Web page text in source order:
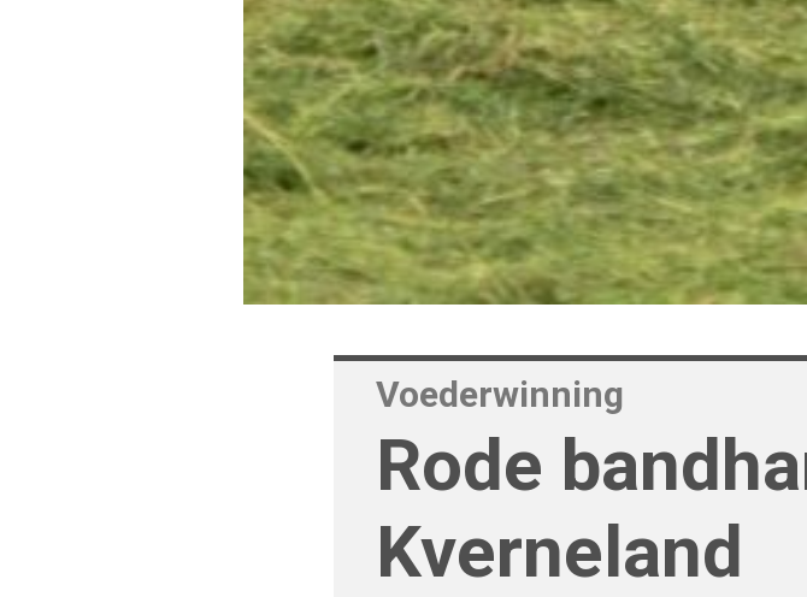
Voederwinning
Rode
Kverneland